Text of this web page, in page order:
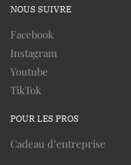
NOUS SUIVRE
Facebook
Instagram
Youtube
TikTok
POUR LES PROS
Cadeau d’entreprise